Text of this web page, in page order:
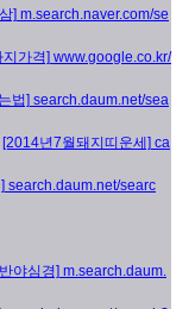
] m.search.naver.com/se
지가격] www.google.co.kr/
법] search.daum.net/sea
[2014년7월돼지띠운세] ca
search.daum.net/searc
야심경] m.search.daum.